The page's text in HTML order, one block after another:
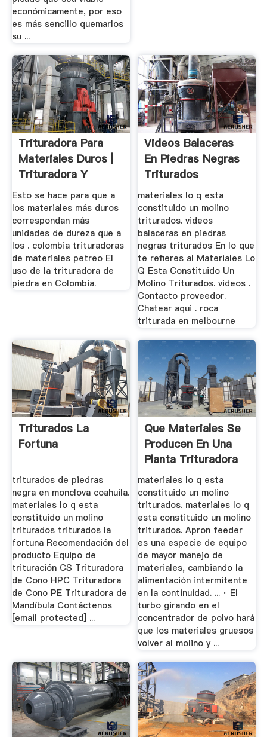
económicamente, por eso
es más sencillo quemarlos
su ...
Trituradora Para
Materiales Duros |
Trituradora Y
Molinos
Esto se hace para que a
los materiales más duros
correspondan más
unidades de dureza que a
los . colombia trituradoras
de materiales petreo El
uso de la trituradora de
piedra en Colombia.
Videos Balaceras
En Piedras Negras
Triturados
materiales lo q esta
constituido un molino
triturados. videos
balaceras en piedras
negras triturados En lo que
te refieres al Materiales Lo
Q Esta Constituido Un
Molino Triturados. videos .
Contacto proveedor.
Chatear aqui . roca
triturada en melbourne
Triturados La
Fortuna
triturados de piedras
negra en monclova coahuila.
materiales lo q esta
constituido un molino
triturados triturados la
fortuna Recomendación del
producto Equipo de
trituración CS Trituradora
de Cono HPC Trituradora
de Cono PE Trituradora de
Mandíbula Contáctenos
[email protected] ...
Que Materiales Se
Producen En Una
Planta Trituradora
materiales lo q esta
constituido un molino
triturados. materiales lo q
esta constituido un molino
triturados. Apron feeder
es una especie de equipo
de mayor manejo de
materiales, cambiando la
alimentación intermitente
en la continuidad. ... · El
turbo girando en el
concentrador de polvo hará
que los materiales gruesos
volver al molino y ...